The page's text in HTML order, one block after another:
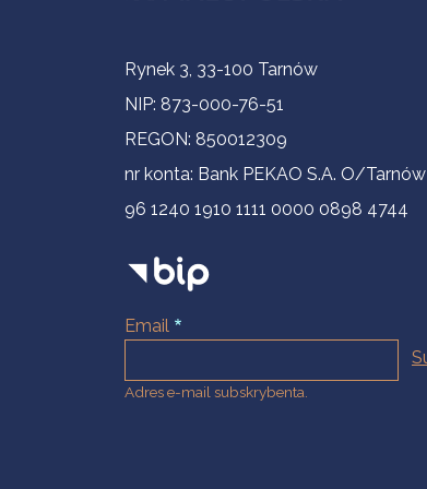
Informacje kontaktowe
Rynek 3, 33-100 Tarnów
NIP: 873-000-76-51
REGON: 850012309
nr konta: Bank PEKAO S.A. O/Tarnów
96 1240 1910 1111 0000 0898 4744
Email
Adres e-mail subskrybenta.